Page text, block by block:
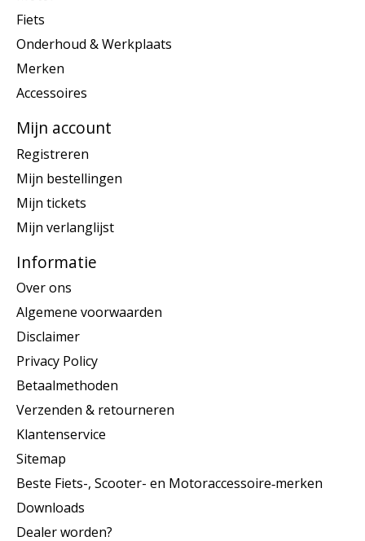
Fiets
Onderhoud & Werkplaats
Merken
Accessoires
Mijn account
Registreren
Mijn bestellingen
Mijn tickets
Mijn verlanglijst
Informatie
Over ons
Algemene voorwaarden
Disclaimer
Privacy Policy
Betaalmethoden
Verzenden & retourneren
Klantenservice
Sitemap
Beste Fiets-, Scooter- en Motoraccessoire‑merken
Downloads
Dealer worden?